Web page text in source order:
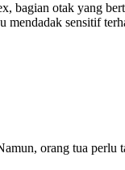
bagian otak yang
mendadak sensitif
orang tua